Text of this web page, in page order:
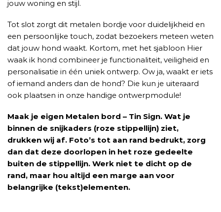
jouw woning en stijl.
Tot slot zorgt dit metalen bordje voor duidelijkheid en
een persoonlijke touch, zodat bezoekers meteen weten
dat jouw hond waakt. Kortom, met het sjabloon Hier
waak ik hond combineer je functionaliteit, veiligheid en
personalisatie in één uniek ontwerp. Ow ja, waakt er iets
of iemand anders dan de hond? Die kun je uiteraard
ook plaatsen in onze handige ontwerpmodule!
Maak je eigen Metalen bord – Tin Sign. Wat je
binnen de snijkaders (roze stippellijn) ziet,
drukken wij af. Foto’s tot aan rand bedrukt, zorg
dan dat deze doorlopen in het roze gedeelte
buiten de stippellijn. Werk niet te dicht op de
rand, maar hou altijd een marge aan voor
belangrijke (tekst)elementen.